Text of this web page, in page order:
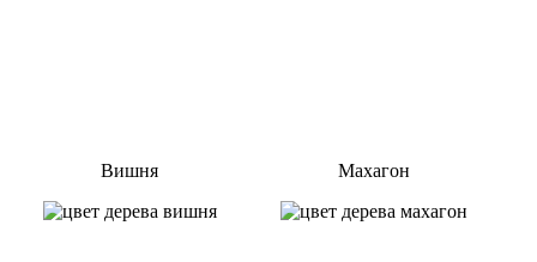
Вишня Махагон